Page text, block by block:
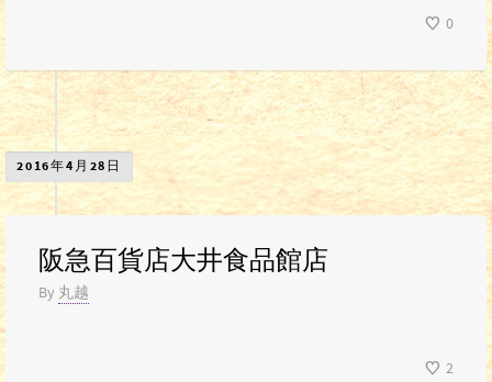
0
2016年4月28日
阪急百貨店大井食品館店
By 丸越
2